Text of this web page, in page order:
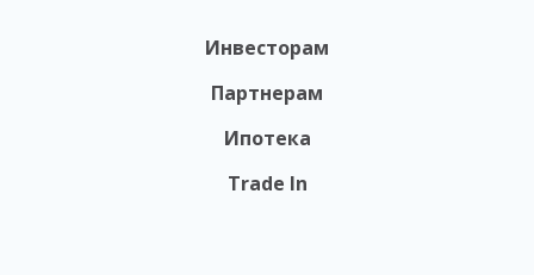
Инвесторам
Партнерам
Ипотека
Trade In